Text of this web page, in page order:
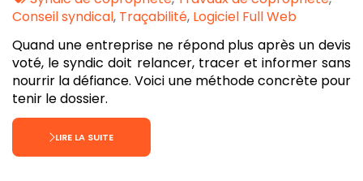
:
Conseil syndical, Traçabilité, Logiciel Full Web
Quand une entreprise ne répond plus après un devis
voté, le syndic doit relancer, tracer et informer sans
nourrir la défiance. Voici une méthode concrète pour
tenir le dossier.
LIRE LA SUITE